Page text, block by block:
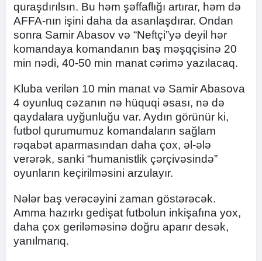
quraşdırılsın. Bu həm şəffaflığı artırar, həm də
AFFA-nın işini daha da asanlaşdırar. Ondan
sonra Samir Abasov və “Neftçi”yə deyil hər
komandaya komandanın baş məşqçisinə 20
min nədi, 40-50 min manat cərimə yazılacaq.
Kluba verilən 10 min manat və Samir Abasova
4 oyunluq cəzanın nə hüquqi əsası, nə də
qaydalara uyğunluğu var. Aydın görünür ki,
futbol qurumumuz komandaların sağlam
rəqabət aparmasından daha çox, əl-ələ
verərək, sanki “humanistlik çərçivəsində”
oyunların keçirilməsini arzulayır.
Nələr baş verəcəyini zaman göstərəcək.
Amma hazırkı gedişat futbolun inkişafına yox,
daha çox geriləməsinə doğru aparır desək,
yanılmarıq.